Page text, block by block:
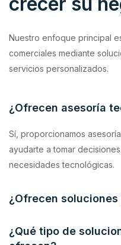
Nuestro enfoque principal
comerciales mediante
servicios personalizados.
¿Ofrecen asesoría
Sí, proporcionamos
ayudarte a tomar
necesidades tecnológicas.
¿Ofrecen
¿Qué tipo de